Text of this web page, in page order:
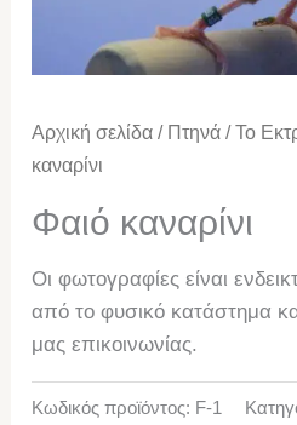
Αρχική σελίδα / Πτηνά /Το
καναρίνι
Φαιό καναρίνι
Οι φωτογραφίες είναι
από το φυσικό κατάστημα
μας επικοινωνίας.
Κωδικός προϊόντος: F-1